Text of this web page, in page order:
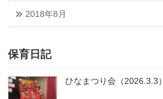
2018年8月
保育日記
ひなまつり会（2026.3.3）